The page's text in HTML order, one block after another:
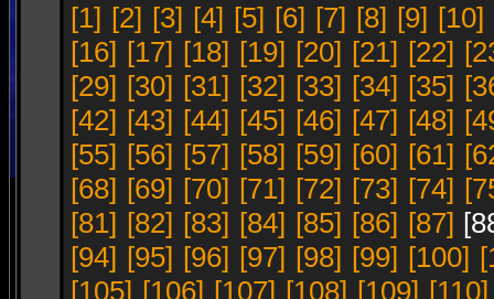
[1] [2] [3] [4] [5] [6] [7] [8] [9] [10]
[16] [17] [18] [19] [20] [21] [22]
[29] [30] [31] [32] [33] [34] [35]
[42] [43] [44] [45] [46] [47] [48]
[55] [56] [57] [58] [59] [60] [61]
[68] [69] [70] [71] [72] [73] [74]
[81] [82] [83] [84] [85] [86] [87]
[94] [95] [96] [97] [98] [99] [100]
[105] [106] [107] [108] [109] [110]